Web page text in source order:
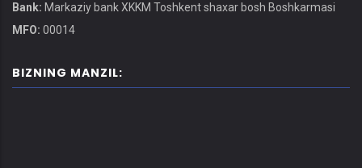
Bank: Markaziy bank XKKM Toshkent shaxar bosh Boshkarmasi
MFO: 00014
BIZNING MANZIL: